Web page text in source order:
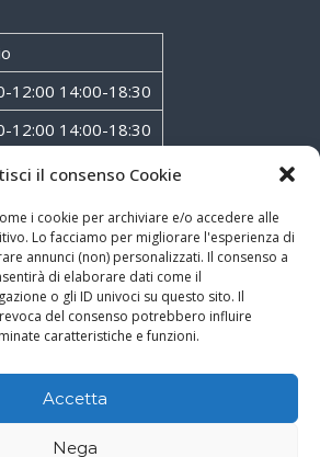
il consenso Cookie
i cookie per archiviare e/o accedere alle
Lo facciamo per migliorare l'esperienza di
annunci (non) personalizzati. Il consenso a
di elaborare dati come il
o gli ID univoci su questo sito. Il
del consenso potrebbero influire
caratteristiche e funzioni.
Accetta
Nega
12:00 14:00-18:30
12:00 14:00-18:30
12:00 14:00-18:30
12:00 14:00-18:30
12:00 14:00-18:30
12:00
Rossoxweb